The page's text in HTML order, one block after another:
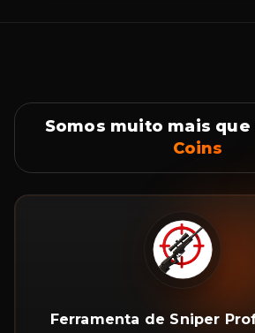
Somos muito mais que
Coins
Ferramenta de Sniper